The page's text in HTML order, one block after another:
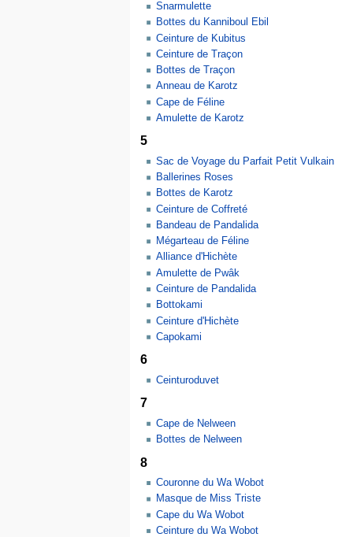
Snarmulette
Bottes du Kanniboul Ebil
Ceinture de Kubitus
Ceinture de Traçon
Bottes de Traçon
Anneau de Karotz
Cape de Féline
Amulette de Karotz
5
Sac de Voyage du Parfait Petit Vulkain
Ballerines Roses
Bottes de Karotz
Ceinture de Coffreté
Bandeau de Pandalida
Mégarteau de Féline
Alliance d'Hichète
Amulette de Pwâk
Ceinture de Pandalida
Bottokami
Ceinture d'Hichète
Capokami
6
Ceinturoduvet
7
Cape de Nelween
Bottes de Nelween
8
Couronne du Wa Wobot
Masque de Miss Triste
Cape du Wa Wobot
Ceinture du Wa Wobot